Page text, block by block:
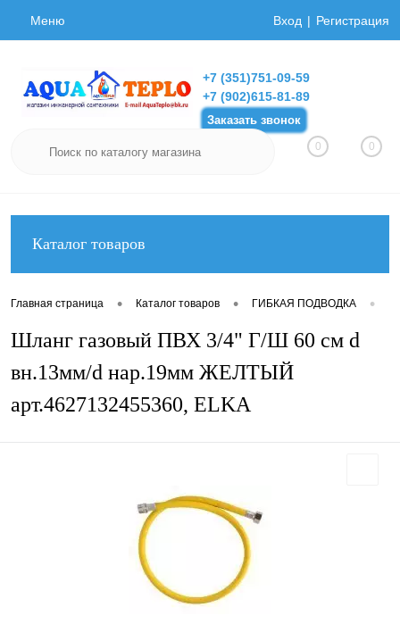
Меню Вход Регистрация
+7 (351)751-09-59
+7 (902)615-81-89
Заказать звонок
0 0
Каталог товаров
Главная страница • Каталог товаров • ГИБКАЯ ПОДВОДКА •
Шланг газовый ПВХ 3/4" Г/Ш 60 см d
вн.13мм/d нар.19мм ЖЕЛТЫЙ
арт.4627132455360, ELKA